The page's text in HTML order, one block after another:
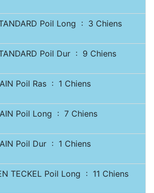
Poil Long : 3 Chiens
Poil Dur : 9 Chiens
Poil Ras : 1 Chiens
Poil Long : 7 Chiens
Poil Dur : 1 Chiens
TECKEL Poil Long : 11 Chiens